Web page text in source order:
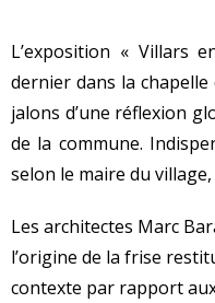
L’exposition « Villars
dernier dans la chapelle
jalons d’une réflexion
de la commune.
selon le maire du
Les architectes Marc
l’origine de la frise
contexte par rapport